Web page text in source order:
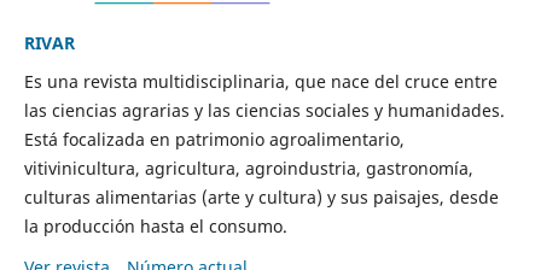
RIVAR
Es una revista multidisciplinaria, que nace del cruce entre
las ciencias agrarias y las ciencias sociales y humanidades.
Está focalizada en patrimonio agroalimentario,
vitivinicultura, agricultura, agroindustria, gastronomía,
culturas alimentarias (arte y cultura) y sus paisajes, desde
la producción hasta el consumo.